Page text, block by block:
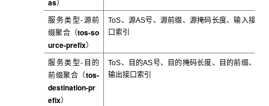
）
服务类型-源前
缀聚合（tos-so
urce-prefix）
ToS、源AS号、源前缀、源掩码长度、输入接
口索引
服务类型- 目的
前缀聚合（tos-
destination-pr
efix）
ToS、目的AS号、目的掩码长度、目的前缀、
输出接口索引